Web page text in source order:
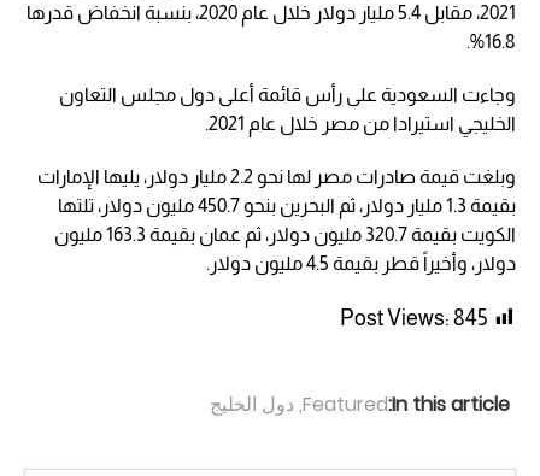
2021، مقابل 5.4 مليار دولار خلال عام 2020، بنسبة انخفاض قدرها
16.8%.
وجاءت السعودية على رأس قائمة أعلى دول مجلس التعاون
الخليجي استيرادا من مصر خلال عام 2021.
وبلغت قيمة صادرات مصر لها نحو 2.2 مليار دولار، يليها الإمارات
بقيمة 1.3 مليار دولار، ثم البحرين بنحو 450.7 مليون دولار، تلتها
الكويت بقيمة 320.7 مليون دولار، ثم عمان بقيمة 163.3 مليون
دولار، وأخيراً قطر بقيمة 4.5 مليون دولار.
Post Views: 845
In this article:
Featured
, دول الخليج